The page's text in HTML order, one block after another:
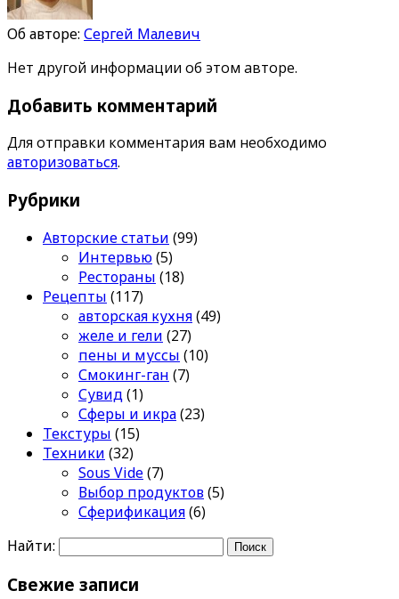
Об авторе: Сергей Малевич
Нет другой информации об этом авторе.
Добавить комментарий
Для отправки комментария вам необходимо
авторизоваться.
Рубрики
Авторские статьи (99)
Интервью(5)
Рестораны (18)
Рецепты (117)
авторская кухня(49)
желе и гели (27)
пены и муссы (10)
Смокинг-ган (7)
Сувид(1)
Сферы и икра(23)
Текстуры (15)
Техники (32)
Sous Vide(7)
Выбор продуктов(5)
Сферификация(6)
Найти:
Свежие записи